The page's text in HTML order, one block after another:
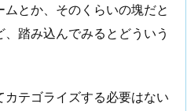
とか、そのくらいの塊だと
踏み込んでみるとどういう
テゴライズする必要はない